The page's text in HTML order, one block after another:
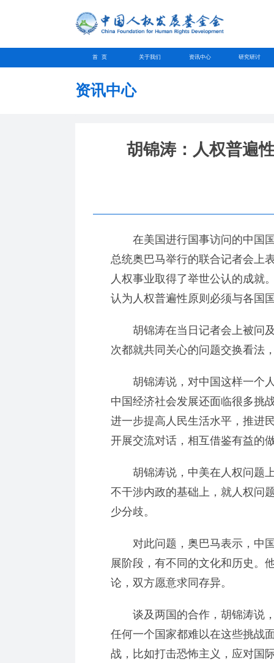
首 页 关于我们 资讯中心 研究研讨
资讯中心
胡锦涛：人权普遍
在美国进行国事访问的中国国
总统奥巴马举行的联合记者会上
人权事业取得了举世公认的成就
认为人权普遍性原则必须与各国
胡锦涛在当日记者会上被问及
次都就共同关心的问题交换看法
胡锦涛说，对中国这样一个人
中国经济社会发展还面临很多挑
进一步提高人民生活水平，推进
开展交流对话，相互借鉴有益的
胡锦涛说，中美在人权问题上
不干涉内政的基础上，就人权问
少分歧。
对此问题，奥巴马表示，中国
展阶段，有不同的文化和历史。
论，双方愿意求同存异。
谈及两国的合作，胡锦涛说，
任何一个国家都难以在这些挑战
战，比如打击恐怖主义，应对国